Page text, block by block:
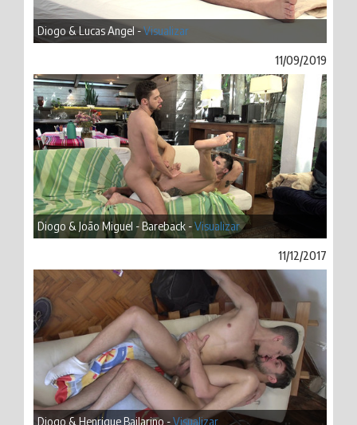
Diogo & Lucas Angel -Visualizar
11/09/2019
Diogo & João Miguel - Bareback -Visualizar
11/12/2017
Diogo & Henrique Bailarino -Visualizar